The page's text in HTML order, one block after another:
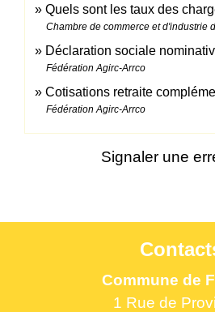
Quels sont les taux des
Chambre de commerce et d'industrie
Déclaration sociale
Fédération Agirc-Arrco
Cotisations retraite
Fédération Agirc-Arrco
Signaler une
Commune de
1 Rue de